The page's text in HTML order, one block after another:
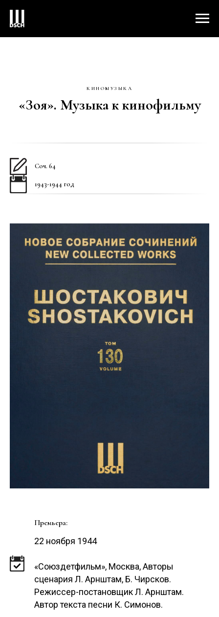
КИНОМУЗЫКА
«Зоя». Музыка к кинофильму
Соч. 64
1943-1944 год
Премьера:
22 ноября 1944
«Союздетфильм», Москва, Авторы
сценария Л. Арнштам, Б. Чирсков.
Режиссер-постановщик Л. Арнштам.
Автор текста песни К. Симонов.